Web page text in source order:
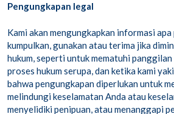
Pengungkapan legal
Kami akan mengungkapkan informasi apa
kumpulkan, gunakan atau terima jika
hukum, seperti untuk mematuhi
proses hukum serupa, dan ketika kami
bahwa pengungkapan diperlukan untuk
melindungi keselamatan Anda atau
menyelidiki penipuan, atau menanggapi